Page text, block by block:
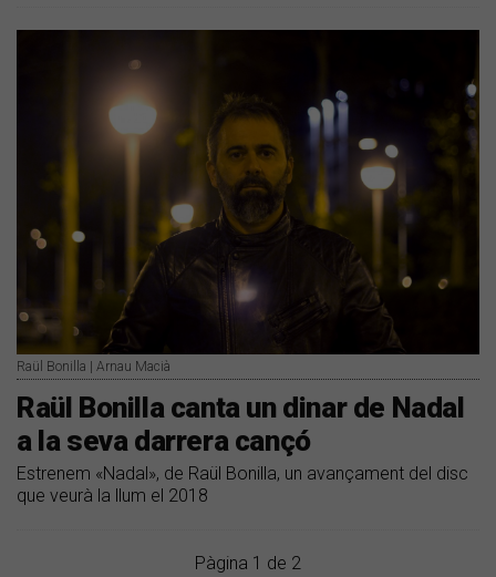
Raül Bonilla | Arnau Macià
Raül Bonilla canta un dinar de Nadal
a la seva darrera cançó
Estrenem «Nadal», de Raül Bonilla, un avançament del disc
que veurà la llum el 2018
Pàgina 1 de 2